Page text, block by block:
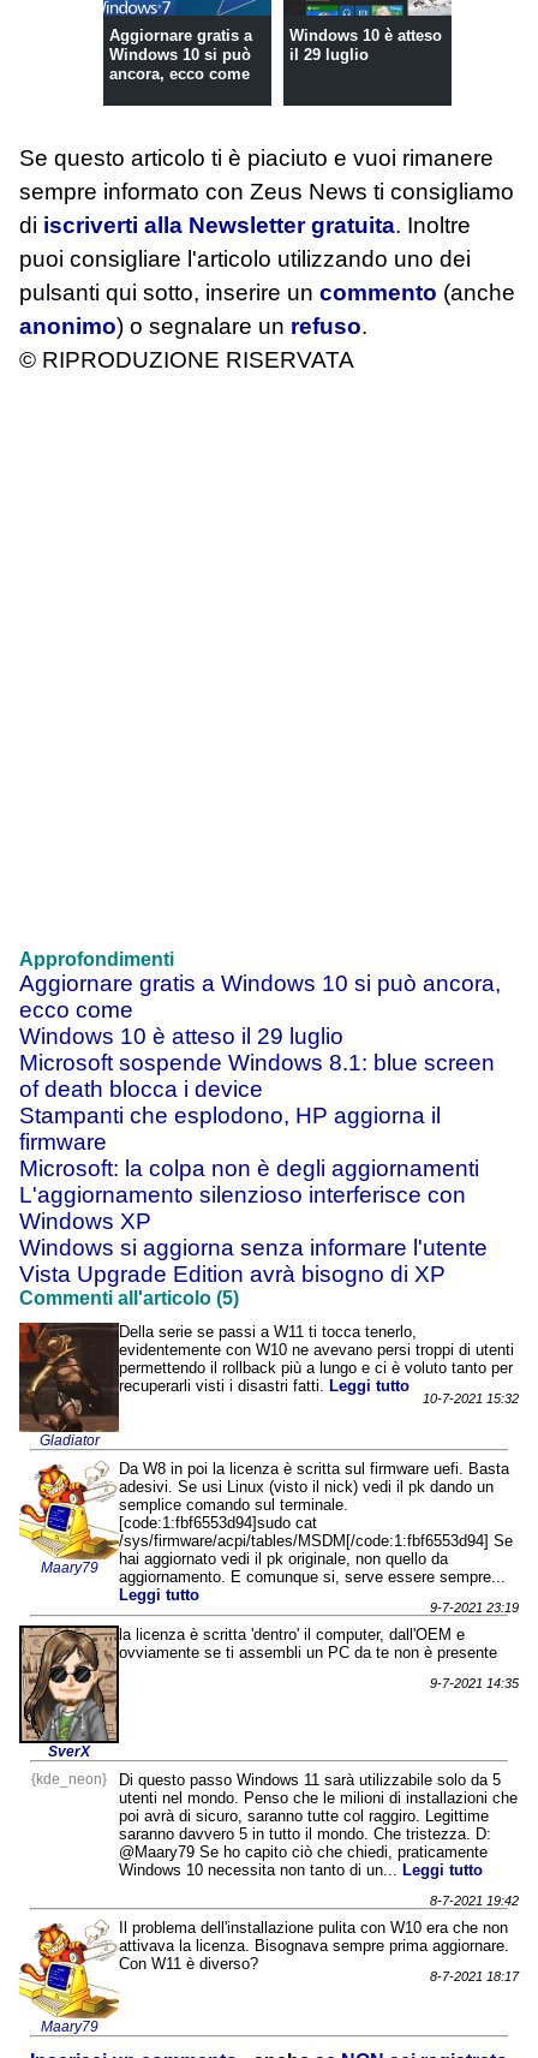
Aggiornare gratis a
Windows 10 si può
ancora, ecco come
Windows 10 è atteso
il 29 luglio
Se questo articolo ti è piaciuto e vuoi rimanere
sempre informato con Zeus News ti consigliamo
di iscriverti alla Newsletter gratuita. Inoltre
puoi consigliare l'articolo utilizzando uno dei
pulsanti qui sotto, inserire un commento (anche
anonimo) o segnalare un refuso.
© RIPRODUZIONE RISERVATA
Approfondimenti
Aggiornare gratis a Windows 10 si può ancora,
ecco come
Windows 10 è atteso il 29 luglio
Microsoft sospende Windows 8.1: blue screen
of death blocca i device
Stampanti che esplodono, HP aggiorna il
firmware
Microsoft: la colpa non è degli aggiornamenti
L'aggiornamento silenzioso interferisce con
Windows XP
Windows si aggiorna senza informare l'utente
Vista Upgrade Edition avrà bisogno di XP
Commenti all'articolo (5)
Gladiator
Della serie se passi a W11 ti tocca tenerlo,
evidentemente con W10 ne avevano persi troppi di utenti
permettendo il rollback più a lungo e ci è voluto tanto per
recuperarli visti i disastri fatti.Leggi tutto
10-7-2021 15:32
Maary79
Da W8 in poi la licenza è scritta sul firmware uefi. Basta
adesivi. Se usi Linux (visto il nick) vedi il pk dando un
semplice comando sul terminale.
[code:1:fbf6553d94]sudo cat
/sys/firmware/acpi/tables/MSDM[/code:1:fbf6553d94] Se
hai aggiornato vedi il pk originale, non quello da
aggiornamento. E comunque si, serve essere sempre...
Leggi tutto
9-7-2021 23:19
SverX
la licenza è scritta 'dentro' il computer, dall'OEM e
ovviamente se ti assembli un PC da te non è presente
9-7-2021 14:35
{kde_neon}
Di questo passo Windows 11 sarà utilizzabile solo da 5
utenti nel mondo. Penso che le milioni di installazioni che
poi avrà di sicuro, saranno tutte col raggiro. Legittime
saranno davvero 5 in tutto il mondo. Che tristezza. D:
@Maary79 Se ho capito ciò che chiedi, praticamente
Windows 10 necessita non tanto di un...
Leggi tutto
8-7-2021 19:42
Maary79
Il problema dell'installazione pulita con W10 era che non
attivava la licenza. Bisognava sempre prima aggiornare.
Con W11 è diverso?
8-7-2021 18:17